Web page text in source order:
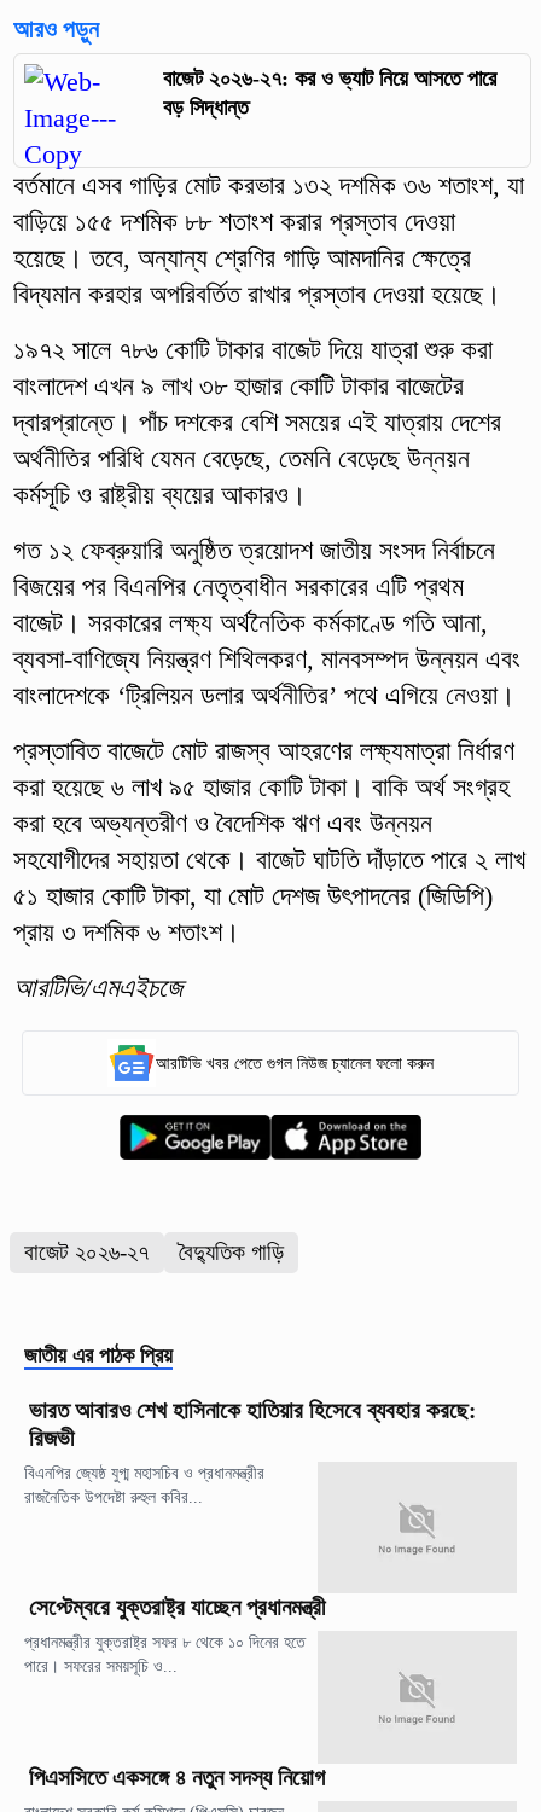
আরও পড়ুন
বাজেট ২০২৬-২৭: কর ও ভ্যাট নিয়ে আসতে পারে
বড় সিদ্ধান্ত
বর্তমানে এসব গাড়ির মোট করভার ১৩২ দশমিক ৩৬ শতাংশ, যা
বাড়িয়ে ১৫৫ দশমিক ৮৮ শতাংশ করার প্রস্তাব দেওয়া
হয়েছে। তবে, অন্যান্য শ্রেণির গাড়ি আমদানির ক্ষেত্রে
বিদ্যমান করহার অপরিবর্তিত রাখার প্রস্তাব দেওয়া হয়েছে।
১৯৭২ সালে ৭৮৬ কোটি টাকার বাজেট দিয়ে যাত্রা শুরু করা
বাংলাদেশ এখন ৯ লাখ ৩৮ হাজার কোটি টাকার বাজেটের
দ্বারপ্রান্তে। পাঁচ দশকের বেশি সময়ের এই যাত্রায় দেশের
অর্থনীতির পরিধি যেমন বেড়েছে, তেমনি বেড়েছে উন্নয়ন
কর্মসূচি ও রাষ্ট্রীয় ব্যয়ের আকারও।
গত ১২ ফেব্রুয়ারি অনুষ্ঠিত ত্রয়োদশ জাতীয় সংসদ নির্বাচনে
বিজয়ের পর বিএনপির নেতৃত্বাধীন সরকারের এটি প্রথম
বাজেট। সরকারের লক্ষ্য অর্থনৈতিক কর্মকাণ্ডে গতি আনা,
ব্যবসা-বাণিজ্যে নিয়ন্ত্রণ শিথিলকরণ, মানবসম্পদ উন্নয়ন এবং
বাংলাদেশকে ‘ট্রিলিয়ন ডলার অর্থনীতির’ পথে এগিয়ে নেওয়া।
প্রস্তাবিত বাজেটে মোট রাজস্ব আহরণের লক্ষ্যমাত্রা নির্ধারণ
করা হয়েছে ৬ লাখ ৯৫ হাজার কোটি টাকা। বাকি অর্থ সংগ্রহ
করা হবে অভ্যন্তরীণ ও বৈদেশিক ঋণ এবং উন্নয়ন
সহযোগীদের সহায়তা থেকে। বাজেট ঘাটতি দাঁড়াতে পারে ২ লাখ
৫১ হাজার কোটি টাকা, যা মোট দেশজ উৎপাদনের (জিডিপি)
প্রায় ৩ দশমিক ৬ শতাংশ।
আরটিভি/এমএইচজে
আরটিভি খবর পেতে গুগল নিউজ চ্যানেল ফলো করুন
বাজেট ২০২৬-২৭ বৈদ্যুতিক গাড়ি
জাতীয় এর পাঠক প্রিয়
ভারত আবারও শেখ হাসিনাকে হাতিয়ার হিসেবে ব্যবহার করছে:
রিজভী
বিএনপির জ্যেষ্ঠ যুগ্ম মহাসচিব ও প্রধানমন্ত্রীর
রাজনৈতিক উপদেষ্টা রুহুল কবির...
সেপ্টেম্বরে যুক্তরাষ্ট্র যাচ্ছেন প্রধানমন্ত্রী
প্রধানমন্ত্রীর যুক্তরাষ্ট্র সফর ৮ থেকে ১০ দিনের হতে
পারে। সফরের সময়সূচি ও...
পিএসসিতে একসঙ্গে ৪ নতুন সদস্য নিয়োগ